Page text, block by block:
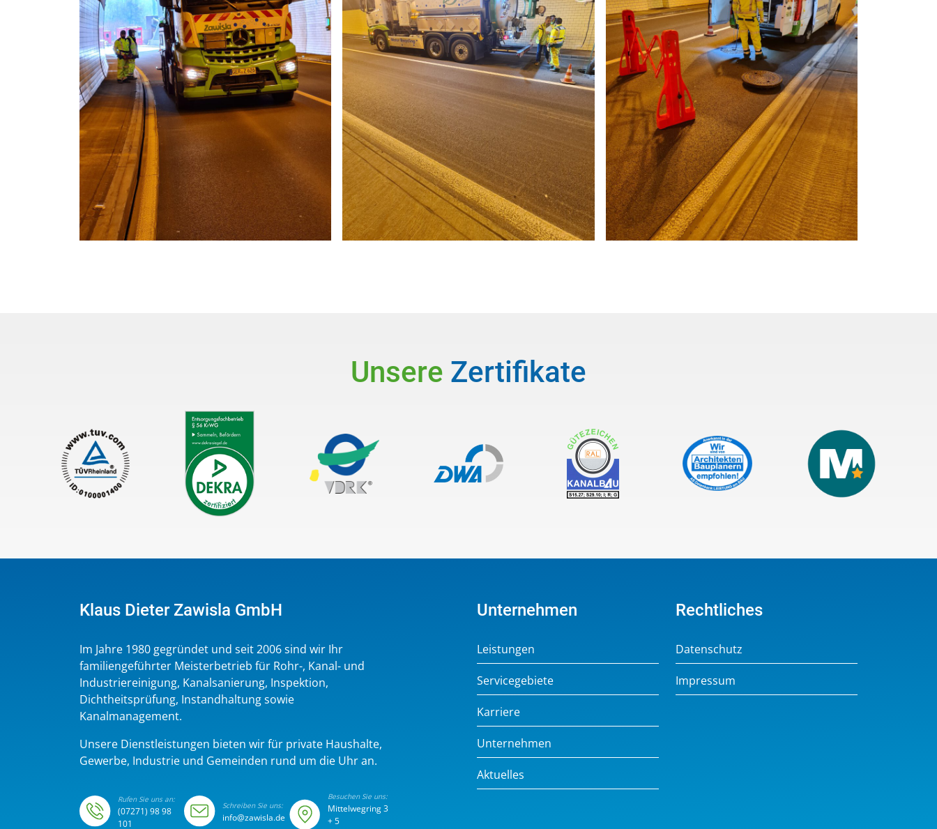
Unsere Zertifikate
Klaus Dieter Zawisla GmbH
Im Jahre 1980 gegründet und seit 2006 sind wir Ihr
familiengeführter Meisterbetrieb für Rohr-, Kanal- und
Industriereinigung, Kanalsanierung, Inspektion,
Dichtheitsprüfung, Instandhaltung sowie
Kanalmanagement.
Unsere Dienstleistungen bieten wir für private Haushalte,
Gewerbe, Industrie und Gemeinden rund um die Uhr an.
Rufen Sie uns an:
(07271) 98 98
101
Schreiben Sie uns:
info@zawisla.de
Besuchen Sie uns:
Mittelwegring 3
+ 5
Unternehmen
Leistungen
Servicegebiete
Karriere
Unternehmen
Aktuelles
Rechtliches
Datenschutz
Impressum